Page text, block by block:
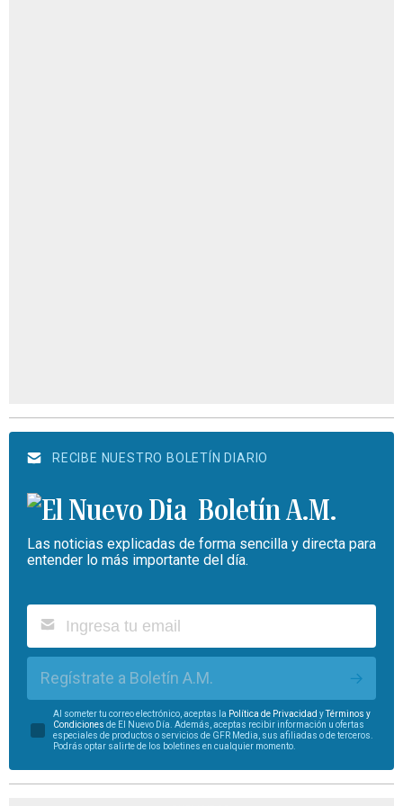
RECIBE NUESTRO BOLETÍN DIARIO
Boletín A.M.
Las noticias explicadas de forma sencilla y directa para
entender lo más importante del día.
Regístrate a Boletín A.M.
Al someter tu correo electrónico, aceptas la Política de Privacidad yTérminos y
Condiciones de El Nuevo Día. Además, aceptas recibir información u ofertas
especiales de productos o servicios de GFR Media, sus afiliadas o de terceros.
Podrás optar salirte de los boletines en cualquier momento.